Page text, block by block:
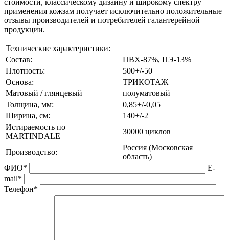
применения кожзам получает исключительно положительные
отзывы производителей и потребителей галантерейной
продукции.
Технические характеристики:
Состав:
ПВХ-87%, ПЭ-13%
Плотность:
500+/-50
Основа:
ТРИКОТАЖ
Матовый / глянцевый
полуматовый
Толщина, мм:
0,85+/-0,05
Ширина, см:
140+/-2
Истираемость по
MARTINDALE
30000 циклов
Производство:
Россия (Московская
область)
ФИО*
E-
mail*
Телефон*